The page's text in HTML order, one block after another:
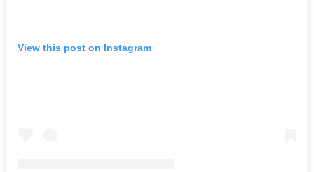
View this post on Instagram